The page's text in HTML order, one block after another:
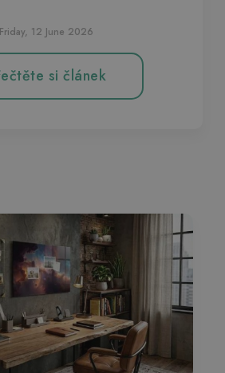
Friday, 12 June 2026
si článek